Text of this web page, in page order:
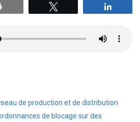
de production et de distribution
de blocage sur des